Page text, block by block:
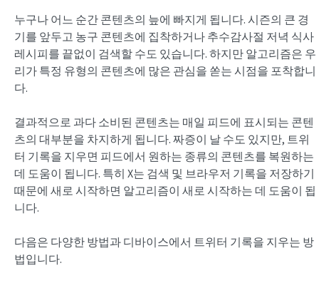
누구나 어느 순간 콘텐츠의 늪에 빠지게 됩니다. 시즌의 큰 경
기를 앞두고 농구 콘텐츠에 집착하거나 추수감사절 저녁 식사
레시피를 끝없이 검색할 수도 있습니다. 하지만 알고리즘은 우
리가 특정 유형의 콘텐츠에 많은 관심을 쏟는 시점을 포착합니
다.
결과적으로 과다 소비된 콘텐츠는 매일 피드에 표시되는 콘텐
츠의 대부분을 차지하게 됩니다. 짜증이 날 수도 있지만, 트위
터 기록을 지우면 피드에서 원하는 종류의 콘텐츠를 복원하는
데 도움이 됩니다. 특히 X는 검색 및 브라우저 기록을 저장하기
때문에 새로 시작하면 알고리즘이 새로 시작하는 데 도움이 됩
니다.
다음은 다양한 방법과 디바이스에서 트위터 기록을 지우는 방
법입니다.